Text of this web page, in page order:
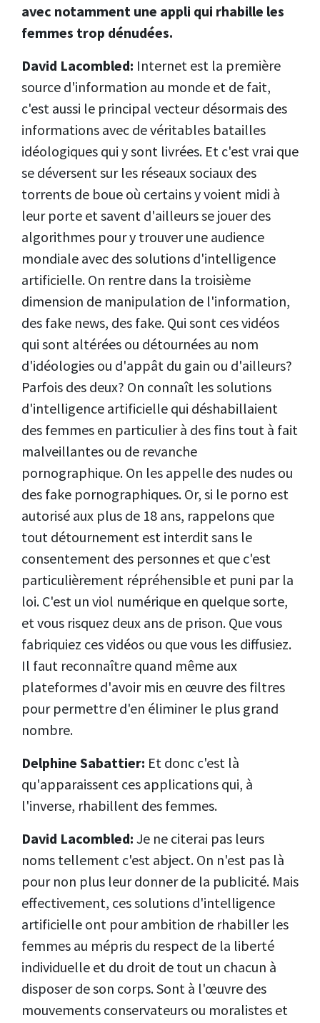
avec notamment une appli qui rhabille les
femmes trop dénudées.
David Lacombled: Internet est la première
source d'information au monde et de fait,
c'est aussi le principal vecteur désormais des
informations avec de véritables batailles
idéologiques qui y sont livrées. Et c'est vrai que
se déversent sur les réseaux sociaux des
torrents de boue où certains y voient midi à
leur porte et savent d'ailleurs se jouer des
algorithmes pour y trouver une audience
mondiale avec des solutions d'intelligence
artificielle. On rentre dans la troisième
dimension de manipulation de l'information,
des fake news, des fake. Qui sont ces vidéos
qui sont altérées ou détournées au nom
d'idéologies ou d'appât du gain ou d'ailleurs?
Parfois des deux? On connaît les solutions
d'intelligence artificielle qui déshabillaient
des femmes en particulier à des fins tout à fait
malveillantes ou de revanche
pornographique. On les appelle des nudes ou
des fake pornographiques. Or, si le porno est
autorisé aux plus de 18 ans, rappelons que
tout détournement est interdit sans le
consentement des personnes et que c'est
particulièrement répréhensible et puni par la
loi. C'est un viol numérique en quelque sorte,
et vous risquez deux ans de prison. Que vous
fabriquiez ces vidéos ou que vous les diffusiez.
Il faut reconnaître quand même aux
plateformes d'avoir mis en œuvre des filtres
pour permettre d'en éliminer le plus grand
nombre.
Delphine Sabattier: Et donc c'est là
qu'apparaissent ces applications qui, à
l'inverse, rhabillent des femmes.
David Lacombled: Je ne citerai pas leurs
noms tellement c'est abject. On n'est pas là
pour non plus leur donner de la publicité. Mais
effectivement, ces solutions d'intelligence
artificielle ont pour ambition de rhabiller les
femmes au mépris du respect de la liberté
individuelle et du droit de tout un chacun à
disposer de son corps. Sont à l'œuvre des
mouvements conservateurs ou moralistes et